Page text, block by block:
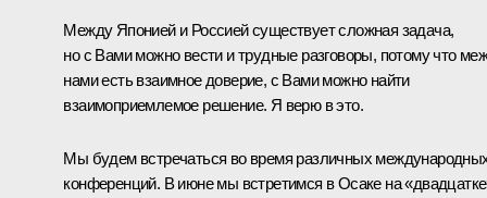
Между Японией и Россией существует сложная задача,
но с Вами можно вести и трудные разговоры, потому что
нами есть взаимное доверие, с Вами можно найти
взаимоприемлемое решение. Я верю в это.
Мы будем встречаться во время различных
конференций. В июне мы встретимся в Осаке на